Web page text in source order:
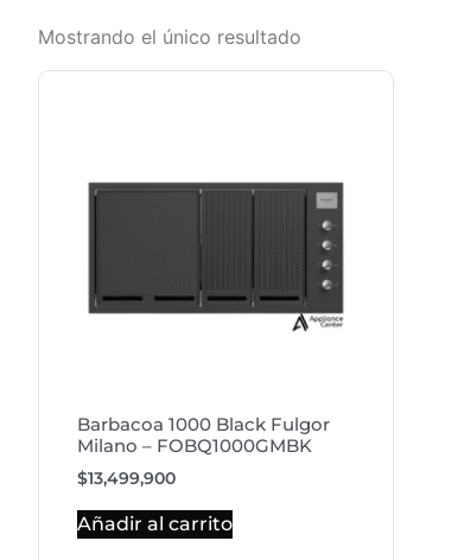
Mostrando el único resultado
Barbacoa 1000 Black Fulgor
Milano – FOBQ1000GMBK
$13,499,900
Añadir al carrito